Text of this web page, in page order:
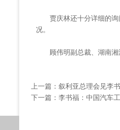
贾庆林还十分详细的询
况。
顾伟明副总裁、湖南湘
上一篇： 叙利亚总理会见李
下一篇： 李书福：中国汽车